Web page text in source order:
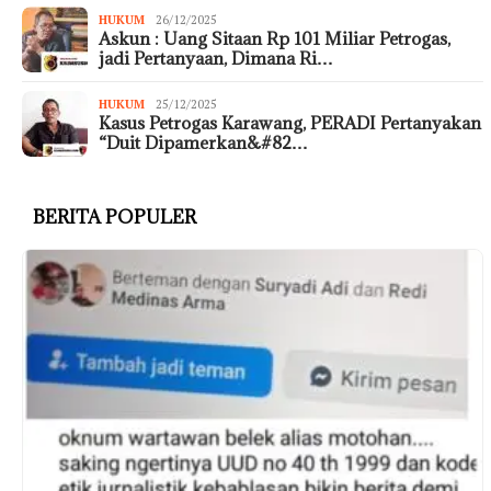
HUKUM 26/12/2025
Askun : Uang Sitaan Rp 101 Miliar Petrogas,
jadi Pertanyaan, Dimana Ri…
HUKUM 25/12/2025
Kasus Petrogas Karawang, PERADI Pertanyakan
“Duit Dipamerkan&#82…
BERITA POPULER